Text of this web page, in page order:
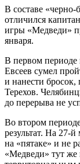
В составе
отличился
игры «Медведи»
января.
В первом
Евсеев сумел
и нанести
Терехов.
до перерыва не
Во втором
результат. На 27-
на «пятаке» и не
«Медведи» тут же